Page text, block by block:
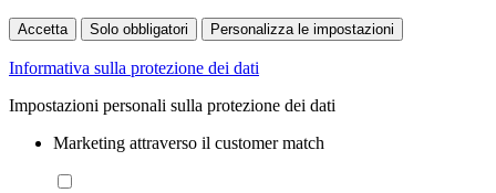
Accetta Solo obbligatori Personalizza le impostazioni
Informativa sulla protezione dei dati
Impostazioni personali sulla protezione dei dati
Marketing attraverso il customer match